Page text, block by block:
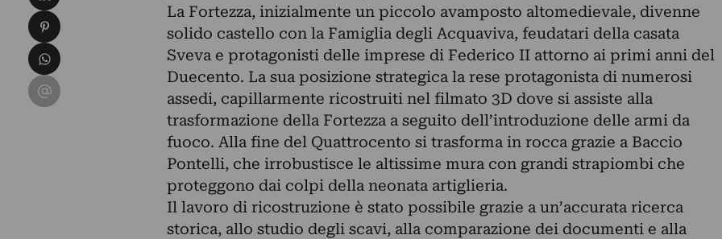
La Fortezza, inizialmente un piccolo avamposto altomedievale, divenne
solido castello con la Famiglia degli Acquaviva, feudatari della casata
Sveva e protagonisti delle imprese di Federico II attorno ai primi anni del
Duecento. La sua posizione strategica la rese protagonista di numerosi
assedi, capillarmente ricostruiti nel filmato 3D dove si assiste alla
trasformazione della Fortezza a seguito dell’introduzione delle armi da
fuoco. Alla fine del Quattrocento si trasforma in rocca grazie a Baccio
Pontelli, che irrobustisce le altissime mura con grandi strapiombi che
proteggono dai colpi della neonata artiglieria.
Il lavoro di ricostruzione è stato possibile grazie a un’accurata ricerca
storica, allo studio degli scavi, alla comparazione dei documenti e alla
Condividi su Pinterest
Condividi su WhatsApp
Condividi su Email